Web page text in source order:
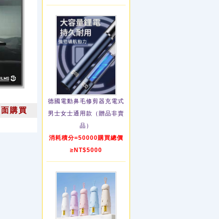
購買
德國電動鼻毛修剪器充電式
男士女士通用款（贈品非賣
品）
消耗積分=50000購買總價
≥NT$5000